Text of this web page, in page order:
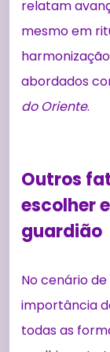
relatam
mesmo em
abordados
do Oriente.
Outros
escolher
guardião
No cenário
importância
todas as